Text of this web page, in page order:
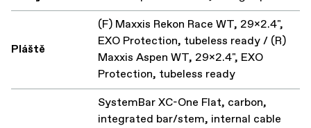
Pláště
(F) Maxxis Rekon Race WT, 29x2.4",
EXO Protection, tubeless ready / (R)
Maxxis Aspen WT, 29x2.4", EXO
Protection, tubeless ready
SystemBar XC-One Flat, carbon,
integrated bar/stem, internal cable